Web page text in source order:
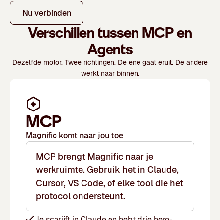
Nu verbinden
Verschillen tussen MCPen
Agents
Dezelfde motor. Twee richtingen. De ene gaat eruit. De andere
werkt naar binnen.
MCP
Magnific komt naar jou toe
MCP brengt Magnific naar je
werkruimte. Gebruik het in Claude,
Cursor, VS Code, of elke tool die het
protocol ondersteunt.